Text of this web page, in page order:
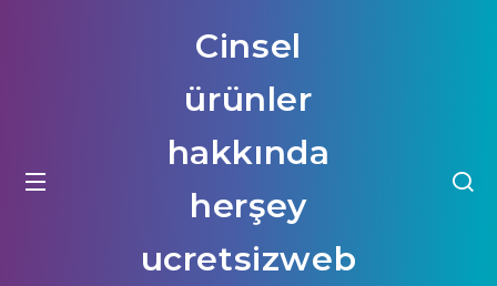
Cinsel
ürünler
hakkında
herşey
ucretsizweb